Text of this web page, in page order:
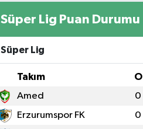
Süper Lig Puan Durumu
Süper Lig
Takım O
Amed 0
Erzurumspor FK 0